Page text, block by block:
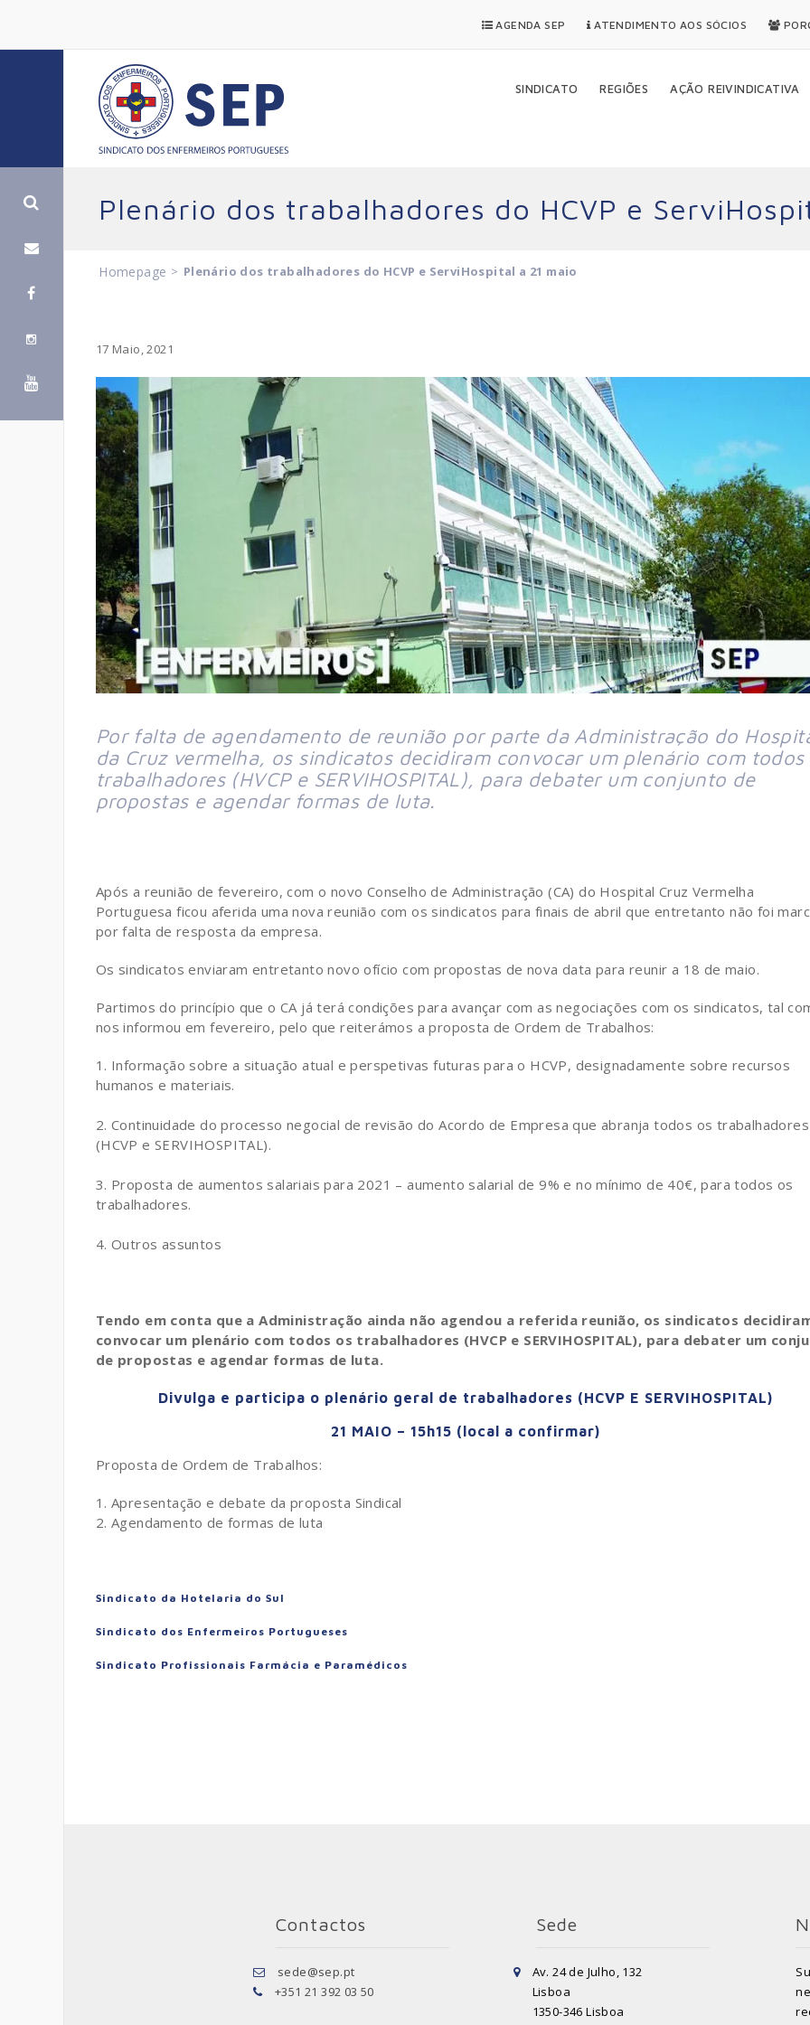
AGENDA SEP ATENDIMENTO AOS SÓCIOS
SINDICATO REGIÕES AÇÃO REIVINDICATIVA
Plenário dos trabalhadores do HCVP e
Homepage > Plenário dos trabalhadores do HCVP e ServiHospital a 21 maio
17 Maio, 2021
Por falta de agendamento de reunião por parte da Administração do
da Cruz vermelha, os sindicatos decidiram convocar um plenário com todos
trabalhadores (HVCP e SERVIHOSPITAL), para debater um conjunto de
propostas e agendar formas de luta.
Após a reunião de fevereiro, com o novo Conselho de Administração (CA) do Hospital Cruz Vermelha
Portuguesa ficou aferida uma nova reunião com os sindicatos para finais de abril que entretanto não foi
por falta de resposta da empresa.
Os sindicatos enviaram entretanto novo ofício com propostas de nova data para reunir a 18 de maio.
Partimos do princípio que o CA já terá condições para avançar com as negociações com os sindicatos, tal
nos informou em fevereiro, pelo que reiterámos a proposta de Ordem de Trabalhos:
Informação sobre a situação atual e perspetivas futuras para o HCVP, designadamente sobre recursos
humanos e materiais.
Continuidade do processo negocial de revisão do Acordo de Empresa que abranja todos os trabalhadores
(HCVP e SERVIHOSPITAL).
Proposta de aumentos salariais para 2021 – aumento salarial de 9% e no mínimo de 40€, para todos os
trabalhadores.
Outros assuntos
Tendo em conta que a Administração ainda não agendou a referida reunião, os sindicatos
convocar um plenário com todos os trabalhadores (HVCP e SERVIHOSPITAL), para debater um
de propostas e agendar formas de luta.
Divulga e participa o plenário geral de trabalhadores (HCVP E SERVIHOSPITAL)
21 MAIO – 15h15 (local a confirmar)
Proposta de Ordem de Trabalhos:
Apresentação e debate da proposta Sindical
Agendamento de formas de luta
Sindicato da Hotelaria do Sul
Sindicato dos Enfermeiros Portugueses
Sindicato Profissionais Farmácia e Paramédicos
Contactos
sede@sep.pt
+351 21 392 03 50
Sede
Av. 24 de Julho, 132
Lisboa
1350-346 Lisboa